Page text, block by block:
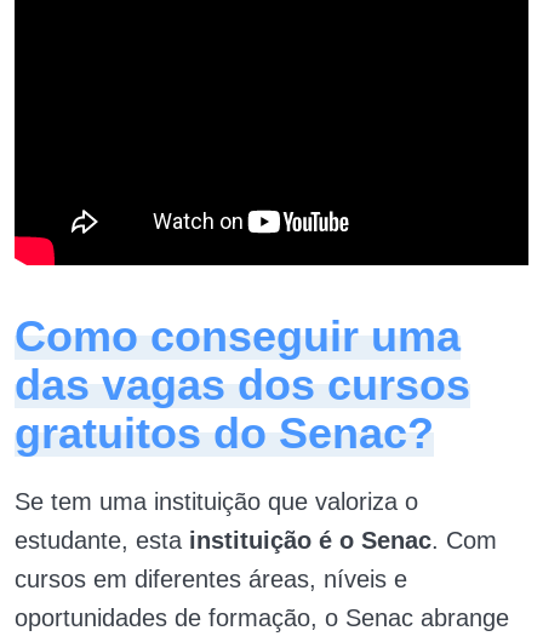
Como conseguir uma
das vagas dos cursos
gratuitos do Senac?
Se tem uma instituição que valoriza o
estudante, esta instituição é o Senac. Com
cursos em diferentes áreas, níveis e
oportunidades de formação, o Senac abrange